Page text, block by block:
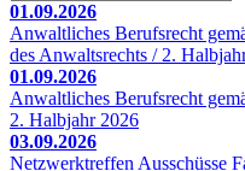
01.09.2026
Anwaltliches Berufsrecht
des Anwaltsrechts / 2.
01.09.2026
Anwaltliches Berufsrecht
2. Halbjahr 2026
03.09.2026
Netzwerktreffen Ausschüsse